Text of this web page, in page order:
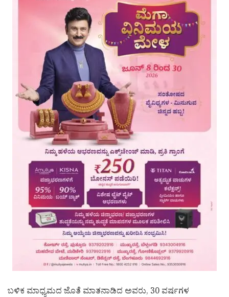
ಬಳಿಕ ಮಾಧ್ಯಮದ ಜೊತೆ ಮಾತನಾಡಿದ ಅವರು, 30 ವರ್ಷಗಳ